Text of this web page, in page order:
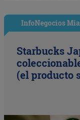
InfoNegocios
Starbucks
(el producto